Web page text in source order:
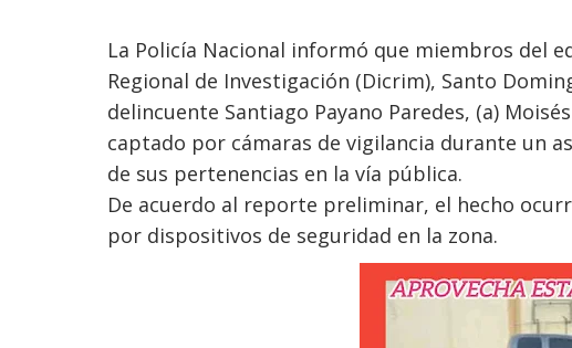
La Policía Nacional informó que miembros del
Regional de Investigación (Dicrim), Santo
delincuente Santiago Payano Paredes, (a)
captado por cámaras de vigilancia durante un
de sus pertenencias en la vía pública.
De acuerdo al reporte preliminar, el hecho
por dispositivos de seguridad en la zona.